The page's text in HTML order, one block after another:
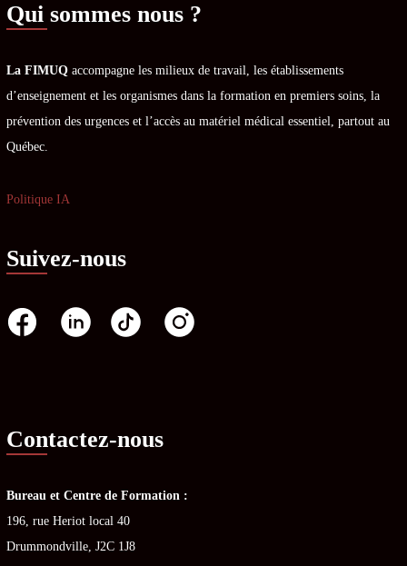
Qui sommes nous ?
La FIMUQ accompagne les milieux de travail, les établissements
d’enseignement et les organismes dans la formation en premiers soins, la
prévention des urgences et l’accès au matériel médical essentiel, partout au
Québec.
Politique IA
Suivez-nous
Contactez-nous
Bureau et Centre de Formation :
196, rue Heriot local 40
Drummondville, J2C 1J8